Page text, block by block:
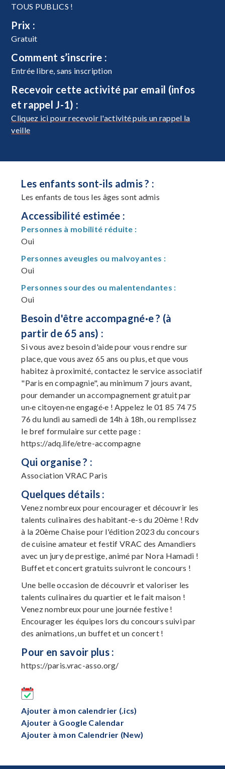
TOUS PUBLICS !
Prix :
Gratuit
Comment s’inscrire :
Entrée libre, sans inscription
Recevoir cette activité par email (infos
et rappel J-1) :
Cliquez ici pour recevoir l'activité puis un rappel la
veille
Les enfants sont-ils admis ? :
Les enfants de tous les âges sont admis
Accessibilité estimée :
Personnes à mobilité réduite :
Oui
Personnes aveugles ou malvoyantes :
Oui
Personnes sourdes ou malentendantes :
Oui
Besoin d'être accompagné·e ? (à
partir de 65 ans) :
Si vous avez besoin d'aide pour vous rendre sur
place, que vous avez 65 ans ou plus, et que vous
habitez à proximité, contactez le service associatif
"Paris en compagnie", au minimum 7 jours avant,
pour demander un accompagnement gratuit par
un·e citoyen·ne engagé·e ! Appelez le 01 85 74 75
76 du lundi au samedi de 14h à 18h, ou remplissez
le bref formulaire sur cette page :
https://adq.life/etre-accompagne
Qui organise ? :
Association VRAC Paris
Quelques détails :
Venez nombreux pour encourager et découvrir les
talents culinaires des habitant-e-s du 20ème ! Rdv
à la 20ème Chaise pour l'édition 2023 du concours
de cuisine amateur et festif VRAC des Amandiers
avec un jury de prestige, animé par Nora Hamadi !
Buffet et concert gratuits suivront le concours !
Une belle occasion de découvrir et valoriser les
talents culinaires du quartier et le fait maison !
Venez nombreux pour une journée festive !
Encourager les équipes lors du concours suivi par
des animations, un buffet et un concert !
Pour en savoir plus :
https://paris.vrac-asso.org/
Ajouter à mon calendrier (.ics)
Ajouter à Google Calendar
Ajouter à mon Calendrier (New)